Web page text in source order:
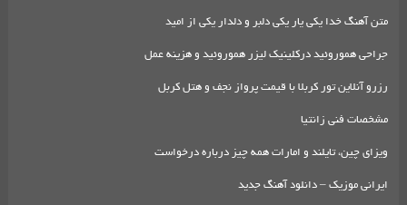
متن آهنگ خدا یکی یار یکی دلبر و دلدار یکی از امید
جراحی هموروئید درکلینیک لیزر هموروئید و هزینه عمل
رزرو آنلاین تور کربلا با قیمت پرواز نجف و هتل کربل
مشخصات فنی زانتیا
ویزای چین، تایلند و امارات همه چیز درباره درخواست
ایرانی موزیک – دانلود آهنگ جدید